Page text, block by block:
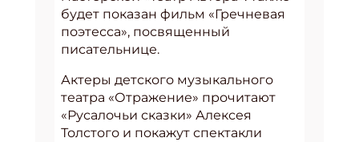
будет показан фильм «Гречневая
поэтесса», посвященный
писательнице.
Актеры детского музыкального
театра «Отражение» прочитают
«Русалочьи сказки» Алексея
Толстого и покажут спектакли